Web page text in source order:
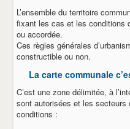
L’ensemble du territoire
fixant les cas et les conditions
ou accordée.
Ces règles générales
constructible ou non.
La carte communale
C’est une zone délimitée, à
sont autorisées et les secteurs
conditions :